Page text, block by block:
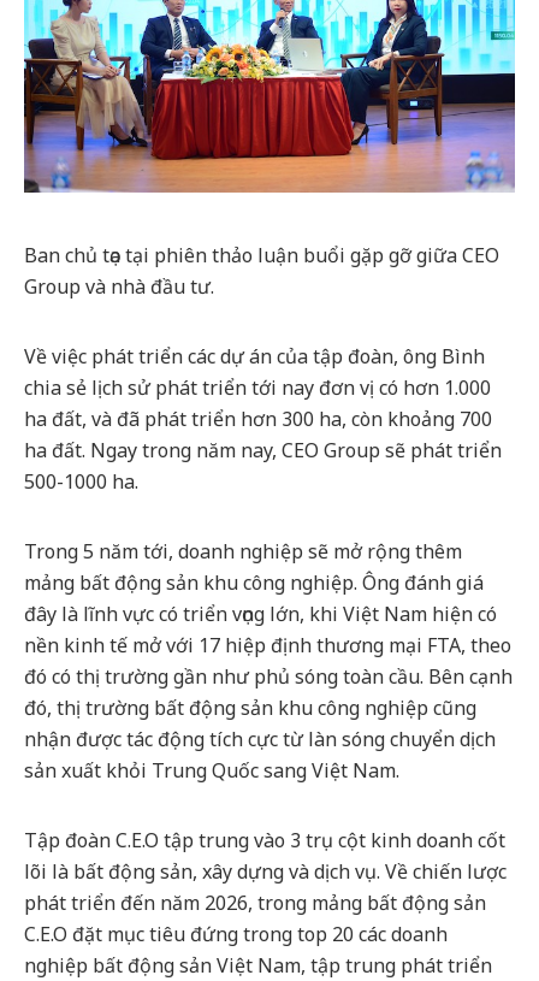
Ban chủ tọa tại phiên thảo luận buổi gặp gỡ giữa CEO
Group và nhà đầu tư.
Về việc phát triển các dự án của tập đoàn, ông Bình
chia sẻ lịch sử phát triển tới nay đơn vị có hơn 1.000
ha đất, và đã phát triển hơn 300 ha, còn khoảng 700
ha đất. Ngay trong năm nay, CEO Group sẽ phát triển
500-1000 ha.
Trong 5 năm tới, doanh nghiệp sẽ mở rộng thêm
mảng bất động sản khu công nghiệp. Ông đánh giá
đây là lĩnh vực có triển vọng lớn, khi Việt Nam hiện có
nền kinh tế mở với 17 hiệp định thương mại FTA, theo
đó có thị trường gần như phủ sóng toàn cầu. Bên cạnh
đó, thị trường bất động sản khu công nghiệp cũng
nhận được tác động tích cực từ làn sóng chuyển dịch
sản xuất khỏi Trung Quốc sang Việt Nam.
Tập đoàn C.E.O tập trung vào 3 trụ cột kinh doanh cốt
lõi là bất động sản, xây dựng và dịch vụ. Về chiến lược
phát triển đến năm 2026, trong mảng bất động sản
C.E.O đặt mục tiêu đứng trong top 20 các doanh
nghiệp bất động sản Việt Nam, tập trung phát triển